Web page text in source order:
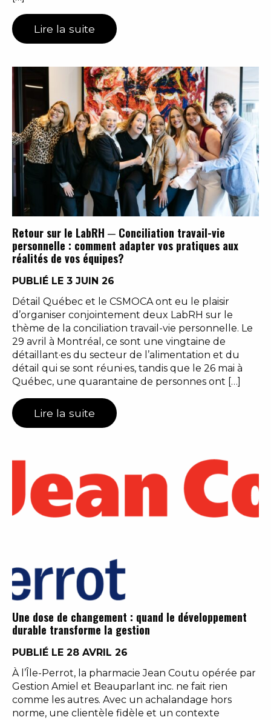
Lire la suite
Retour sur le LabRH ─ Conciliation travail-vie
personnelle : comment adapter vos pratiques aux
réalités de vos équipes?
PUBLIÉ LE 3 JUIN 26
Détail Québec et le CSMOCA ont eu le plaisir
d’organiser conjointement deux LabRH sur le
thème de la conciliation travail-vie personnelle. Le
29 avril à Montréal, ce sont une vingtaine de
détaillant·es du secteur de l’alimentation et du
détail qui se sont réuni·es, tandis que le 26 mai à
Québec, une quarantaine de personnes ont […]
Lire la suite
Une dose de changement : quand le développement
durable transforme la gestion
PUBLIÉ LE 28 AVRIL 26
À l’Île-Perrot, la pharmacie Jean Coutu opérée par
Gestion Amiel et Beauparlant inc. ne fait rien
comme les autres. Avec un achalandage hors
norme, une clientèle fidèle et un contexte